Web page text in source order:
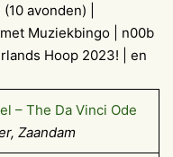
avonden) |
met Muziekbingo | n00b
Hoop 2023! | en
– The Da Vinci Ode
Zaandam